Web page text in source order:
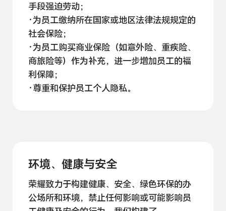
手段强迫劳动；
·为员工缴纳所在国家或地区法律法规规定的
社会保险；
·为员工购买商业保险（如意外险、重疾险、
商旅险等）作为补充，进一步增加员工的福
利保障；
·尊重和保护员工个人隐私。
环境、健康与安全
荣耀致力于构建健康、安全、绿色环保的办
公场所和环境，禁止任何影响或可能影响员